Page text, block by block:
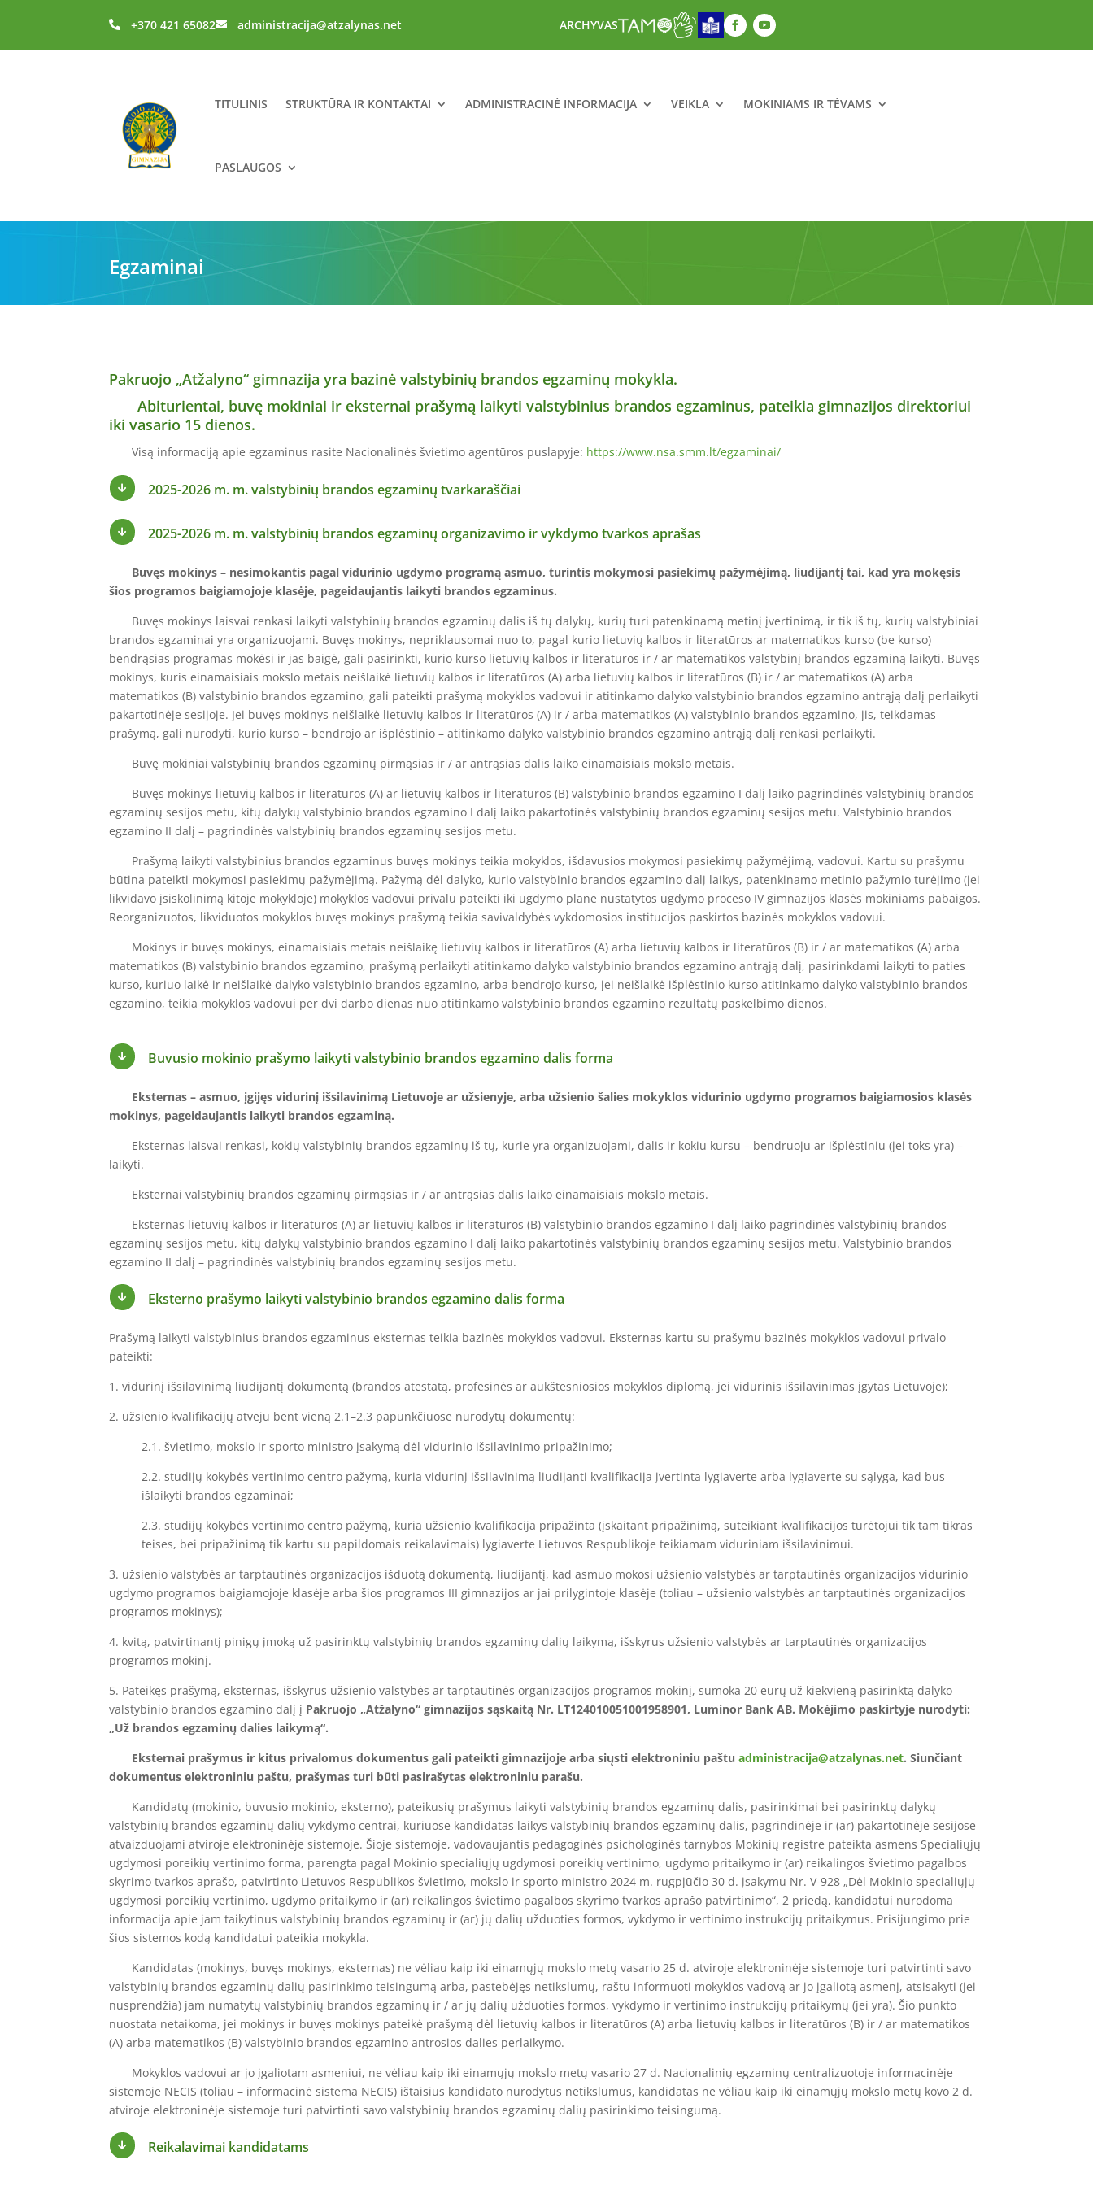
 +370 421 65082 administracija@atzalynas.net ARCHYVAS
TITULINIS STRUKTŪRA IR KONTAKTAI ADMINISTRACINĖ INFORMACIJA VEIKLA MOKINIAMS IR TĖVAMS
PASLAUGOS
Egzaminai
Pakruojo „Atžalyno“ gimnazija yra bazinė valstybinių brandos egzaminų mokykla.
Abiturientai, buvę mokiniai ir eksternai prašymą laikyti valstybinius brandos egzaminus, pateikia gimnazijos direktoriui
iki vasario 15 dienos.
Visą informaciją apie egzaminus rasite Nacionalinės švietimo agentūros puslapyje: https://www.nsa.smm.lt/egzaminai/
 2025-2026 m. m. valstybinių brandos egzaminų tvarkaraščiai
 2025-2026 m. m. valstybinių brandos egzaminų organizavimo ir vykdymo tvarkos aprašas
Buvęs mokinys – nesimokantis pagal vidurinio ugdymo programą asmuo, turintis mokymosi pasiekimų pažymėjimą, liudijantį tai, kad yra mokęsis
šios programos baigiamojoje klasėje, pageidaujantis laikyti brandos egzaminus.
Buvęs mokinys laisvai renkasi laikyti valstybinių brandos egzaminų dalis iš tų dalykų, kurių turi patenkinamą metinį įvertinimą, ir tik iš tų, kurių valstybiniai
brandos egzaminai yra organizuojami. Buvęs mokinys, nepriklausomai nuo to, pagal kurio lietuvių kalbos ir literatūros ar matematikos kurso (be kurso)
bendrąsias programas mokėsi ir jas baigė, gali pasirinkti, kurio kurso lietuvių kalbos ir literatūros ir / ar matematikos valstybinį brandos egzaminą laikyti. Buvęs
mokinys, kuris einamaisiais mokslo metais neišlaikė lietuvių kalbos ir literatūros (A) arba lietuvių kalbos ir literatūros (B) ir / ar matematikos (A) arba
matematikos (B) valstybinio brandos egzamino, gali pateikti prašymą mokyklos vadovui ir atitinkamo dalyko valstybinio brandos egzamino antrąją dalį perlaikyti
pakartotinėje sesijoje. Jei buvęs mokinys neišlaikė lietuvių kalbos ir literatūros (A) ir / arba matematikos (A) valstybinio brandos egzamino, jis, teikdamas
prašymą, gali nurodyti, kurio kurso – bendrojo ar išplėstinio – atitinkamo dalyko valstybinio brandos egzamino antrąją dalį renkasi perlaikyti.
Buvę mokiniai valstybinių brandos egzaminų pirmąsias ir / ar antrąsias dalis laiko einamaisiais mokslo metais.
Buvęs mokinys lietuvių kalbos ir literatūros (A) ar lietuvių kalbos ir literatūros (B) valstybinio brandos egzamino I dalį laiko pagrindinės valstybinių brandos
egzaminų sesijos metu, kitų dalykų valstybinio brandos egzamino I dalį laiko pakartotinės valstybinių brandos egzaminų sesijos metu. Valstybinio brandos
egzamino II dalį – pagrindinės valstybinių brandos egzaminų sesijos metu.
Prašymą laikyti valstybinius brandos egzaminus buvęs mokinys teikia mokyklos, išdavusios mokymosi pasiekimų pažymėjimą, vadovui. Kartu su prašymu
būtina pateikti mokymosi pasiekimų pažymėjimą. Pažymą dėl dalyko, kurio valstybinio brandos egzamino dalį laikys, patenkinamo metinio pažymio turėjimo (jei
likvidavo įsiskolinimą kitoje mokykloje) mokyklos vadovui privalu pateikti iki ugdymo plane nustatytos ugdymo proceso IV gimnazijos klasės mokiniams pabaigos.
Reorganizuotos, likviduotos mokyklos buvęs mokinys prašymą teikia savivaldybės vykdomosios institucijos paskirtos bazinės mokyklos vadovui.
Mokinys ir buvęs mokinys, einamaisiais metais neišlaikę lietuvių kalbos ir literatūros (A) arba lietuvių kalbos ir literatūros (B) ir / ar matematikos (A) arba
matematikos (B) valstybinio brandos egzamino, prašymą perlaikyti atitinkamo dalyko valstybinio brandos egzamino antrąją dalį, pasirinkdami laikyti to paties
kurso, kuriuo laikė ir neišlaikė dalyko valstybinio brandos egzamino, arba bendrojo kurso, jei neišlaikė išplėstinio kurso atitinkamo dalyko valstybinio brandos
egzamino, teikia mokyklos vadovui per dvi darbo dienas nuo atitinkamo valstybinio brandos egzamino rezultatų paskelbimo dienos.
 Buvusio mokinio prašymo laikyti valstybinio brandos egzamino dalis forma
Eksternas – asmuo, įgijęs vidurinį išsilavinimą Lietuvoje ar užsienyje, arba užsienio šalies mokyklos vidurinio ugdymo programos baigiamosios klasės
mokinys, pageidaujantis laikyti brandos egzaminą.
Eksternas laisvai renkasi, kokių valstybinių brandos egzaminų iš tų, kurie yra organizuojami, dalis ir kokiu kursu – bendruoju ar išplėstiniu (jei toks yra) –
laikyti.
Eksternai valstybinių brandos egzaminų pirmąsias ir / ar antrąsias dalis laiko einamaisiais mokslo metais.
Eksternas lietuvių kalbos ir literatūros (A) ar lietuvių kalbos ir literatūros (B) valstybinio brandos egzamino I dalį laiko pagrindinės valstybinių brandos
egzaminų sesijos metu, kitų dalykų valstybinio brandos egzamino I dalį laiko pakartotinės valstybinių brandos egzaminų sesijos metu. Valstybinio brandos
egzamino II dalį – pagrindinės valstybinių brandos egzaminų sesijos metu.
 Eksterno prašymo laikyti valstybinio brandos egzamino dalis forma
Prašymą laikyti valstybinius brandos egzaminus eksternas teikia bazinės mokyklos vadovui. Eksternas kartu su prašymu bazinės mokyklos vadovui privalo
pateikti:
1. vidurinį išsilavinimą liudijantį dokumentą (brandos atestatą, profesinės ar aukštesniosios mokyklos diplomą, jei vidurinis išsilavinimas įgytas Lietuvoje);
2. užsienio kvalifikacijų atveju bent vieną 2.1–2.3 papunkčiuose nurodytų dokumentų:
2.1. švietimo, mokslo ir sporto ministro įsakymą dėl vidurinio išsilavinimo pripažinimo;
2.2. studijų kokybės vertinimo centro pažymą, kuria vidurinį išsilavinimą liudijanti kvalifikacija įvertinta lygiaverte arba lygiaverte su sąlyga, kad bus
išlaikyti brandos egzaminai;
2.3. studijų kokybės vertinimo centro pažymą, kuria užsienio kvalifikacija pripažinta (įskaitant pripažinimą, suteikiant kvalifikacijos turėtojui tik tam tikras
teises, bei pripažinimą tik kartu su papildomais reikalavimais) lygiaverte Lietuvos Respublikoje teikiamam viduriniam išsilavinimui.
3. užsienio valstybės ar tarptautinės organizacijos išduotą dokumentą, liudijantį, kad asmuo mokosi užsienio valstybės ar tarptautinės organizacijos vidurinio
ugdymo programos baigiamojoje klasėje arba šios programos III gimnazijos ar jai prilygintoje klasėje (toliau – užsienio valstybės ar tarptautinės organizacijos
programos mokinys);
4. kvitą, patvirtinantį pinigų įmoką už pasirinktų valstybinių brandos egzaminų dalių laikymą, išskyrus užsienio valstybės ar tarptautinės organizacijos
programos mokinį.
5. Pateikęs prašymą, eksternas, išskyrus užsienio valstybės ar tarptautinės organizacijos programos mokinį, sumoka 20 eurų už kiekvieną pasirinktą dalyko
valstybinio brandos egzamino dalį į Pakruojo „Atžalyno“ gimnazijos sąskaitą Nr. LT124010051001958901, Luminor Bank AB. Mokėjimo paskirtyje nurodyti:
„Už brandos egzaminų dalies laikymą“.
Eksternai prašymus ir kitus privalomus dokumentus gali pateikti gimnazijoje arba siųsti elektroniniu paštuadministracija@atzalynas.net. Siunčiant
dokumentus elektroniniu paštu, prašymas turi būti pasirašytas elektroniniu parašu.
Kandidatų (mokinio, buvusio mokinio, eksterno), pateikusių prašymus laikyti valstybinių brandos egzaminų dalis, pasirinkimai bei pasirinktų dalykų
valstybinių brandos egzaminų dalių vykdymo centrai, kuriuose kandidatas laikys valstybinių brandos egzaminų dalis, pagrindinėje ir (ar) pakartotinėje sesijose
atvaizduojami atviroje elektroninėje sistemoje. Šioje sistemoje, vadovaujantis pedagoginės psichologinės tarnybos Mokinių registre pateikta asmens Specialiųjų
ugdymosi poreikių vertinimo forma, parengta pagal Mokinio specialiųjų ugdymosi poreikių vertinimo, ugdymo pritaikymo ir (ar) reikalingos švietimo pagalbos
skyrimo tvarkos aprašo, patvirtinto Lietuvos Respublikos švietimo, mokslo ir sporto ministro 2024 m. rugpjūčio 30 d. įsakymu Nr. V-928 „Dėl Mokinio specialiųjų
ugdymosi poreikių vertinimo, ugdymo pritaikymo ir (ar) reikalingos švietimo pagalbos skyrimo tvarkos aprašo patvirtinimo“, 2 priedą, kandidatui nurodoma
informacija apie jam taikytinus valstybinių brandos egzaminų ir (ar) jų dalių užduoties formos, vykdymo ir vertinimo instrukcijų pritaikymus. Prisijungimo prie
šios sistemos kodą kandidatui pateikia mokykla.
Kandidatas (mokinys, buvęs mokinys, eksternas) ne vėliau kaip iki einamųjų mokslo metų vasario 25 d. atviroje elektroninėje sistemoje turi patvirtinti savo
valstybinių brandos egzaminų dalių pasirinkimo teisingumą arba, pastebėjęs netikslumų, raštu informuoti mokyklos vadovą ar jo įgaliotą asmenį, atsisakyti (jei
nusprendžia) jam numatytų valstybinių brandos egzaminų ir / ar jų dalių užduoties formos, vykdymo ir vertinimo instrukcijų pritaikymų (jei yra). Šio punkto
nuostata netaikoma, jei mokinys ir buvęs mokinys pateikė prašymą dėl lietuvių kalbos ir literatūros (A) arba lietuvių kalbos ir literatūros (B) ir / ar matematikos
(A) arba matematikos (B) valstybinio brandos egzamino antrosios dalies perlaikymo.
Mokyklos vadovui ar jo įgaliotam asmeniui, ne vėliau kaip iki einamųjų mokslo metų vasario 27 d. Nacionalinių egzaminų centralizuotoje informacinėje
sistemoje NECIS (toliau – informacinė sistema NECIS) ištaisius kandidato nurodytus netikslumus, kandidatas ne vėliau kaip iki einamųjų mokslo metų kovo 2 d.
atviroje elektroninėje sistemoje turi patvirtinti savo valstybinių brandos egzaminų dalių pasirinkimo teisingumą.
 Reikalavimai kandidatams